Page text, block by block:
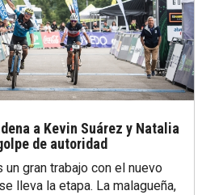
a Kevin Suárez y Natalia
de autoridad
un gran trabajo con el nuevo
lleva la etapa. La malagueña,